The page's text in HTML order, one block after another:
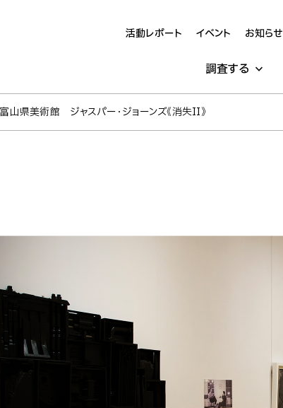
調査する
活動レポート イベント お知らせ
山県美術館 ジャスパー・ジョーンズ《消失II》